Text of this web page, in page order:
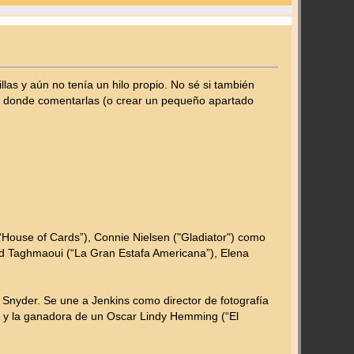
y aún no tenía un hilo propio. No sé si también
comentarlas (o crear un pequeño apartado
of Cards”), Connie Nielsen ("Gladiator") como
(“La Gran Estafa Americana”), Elena
Se une a Jenkins como director de fotografía
la ganadora de un Oscar Lindy Hemming (“El